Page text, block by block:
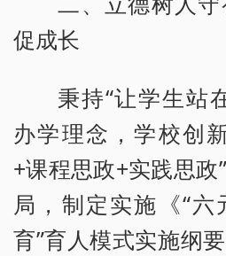
促成长
秉持“让学生站
办学理念，学校创
+课程思政+实践思政
局，制定实施《“
育”育人模式实施纲